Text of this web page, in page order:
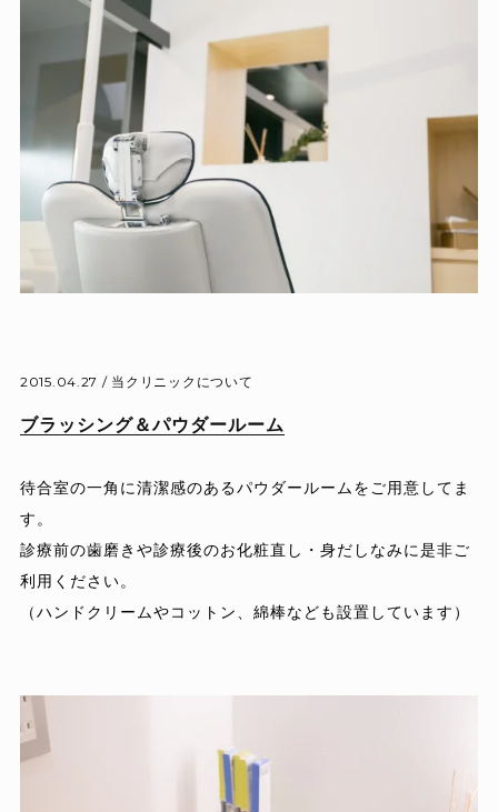
2015.04.27 / 当クリニックについて
ブラッシング＆パウダールーム
待合室の一角に清潔感のあるパウダールームをご用意してま
す。
診療前の歯磨きや診療後のお化粧直し・身だしなみに是非ご
利用ください。
（ハンドクリームやコットン、綿棒なども設置しています）